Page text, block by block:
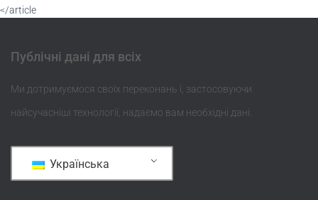
</article
Публічні дані для всіх
Ми дотримуємося своїх переконань і, застосовуючи
найсучасніші технології, надаємо вам необхідні дані.
Українська